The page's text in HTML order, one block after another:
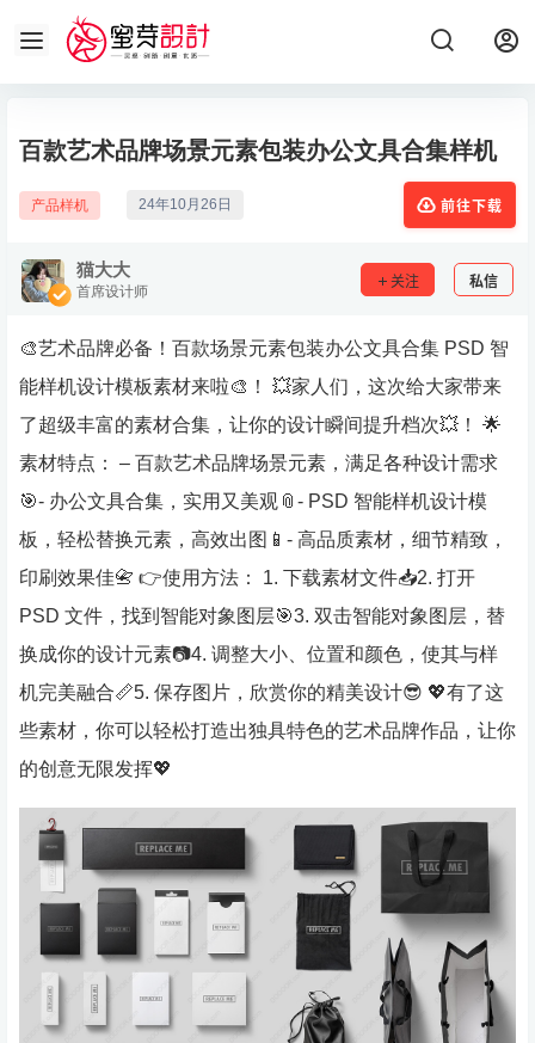
百款艺术品牌场景元素包装办公文具合集样机
产品样机 24年10月26日 前往下载
猫大大
首席设计师
关注 私信
🎨艺术品牌必备！百款场景元素包装办公文具合集 PSD 智
能样机设计模板素材来啦🎨！ 💥家人们，这次给大家带来
了超级丰富的素材合集，让你的设计瞬间提升档次💥！ 🌟
素材特点： – 百款艺术品牌场景元素，满足各种设计需求
🎯- 办公文具合集，实用又美观📎- PSD 智能样机设计模
板，轻松替换元素，高效出图📱- 高品质素材，细节精致，
印刷效果佳📇 👉使用方法： 1. 下载素材文件📥2. 打开
PSD 文件，找到智能对象图层🎯3. 双击智能对象图层，替
换成你的设计元素📷4. 调整大小、位置和颜色，使其与样
机完美融合📏5. 保存图片，欣赏你的精美设计😎 💖有了这
些素材，你可以轻松打造出独具特色的艺术品牌作品，让你
的创意无限发挥💖